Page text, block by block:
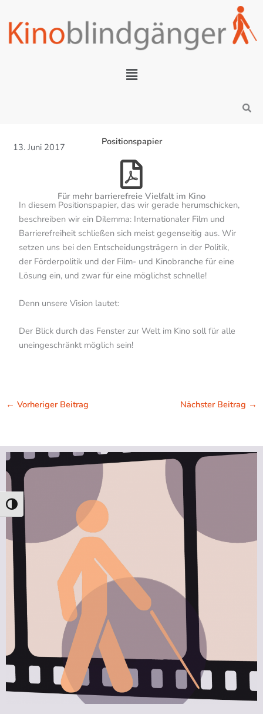
Umschalten auf hohe Kontraste
Inhalt
springen
Menü
Search
Positionspapier
13. Juni 2017
Für mehr barrierefreie Vielfalt im Kino
In diesem Positionspapier, das wir gerade herumschicken,
beschreiben wir ein Dilemma: Internationaler Film und
Barrierefreiheit schließen sich meist gegenseitig aus. Wir
setzen uns bei den Entscheidungsträgern in der Politik,
der Förderpolitik und der Film- und Kinobranche für eine
Lösung ein, und zwar für eine möglichst schnelle!
Denn unsere Vision lautet:
Der Blick durch das Fenster zur Welt im Kino soll für alle
uneingeschränkt möglich sein!
← Vorheriger Beitrag Nächster Beitrag →